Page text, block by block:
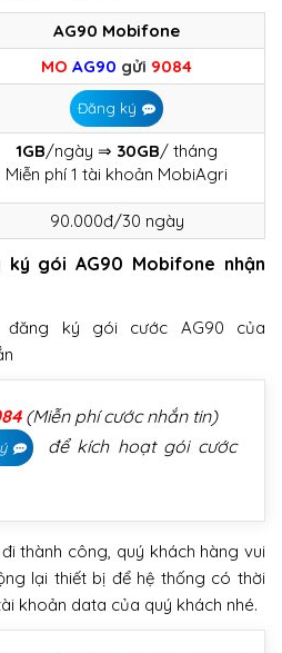
AG90 Mobifone
MO AG90 gửi 9084
Đăng ký
1GB/ngày ⇒ 30GB/ tháng
Miễn phí 1 tài khoản MobiAgri
90.000đ/30 ngày
ký gói AG90 Mobifone nhận
đăng ký gói cước AG90 của
(Miễn phí cước nhắn tin)
để kích hoạt gói cước
thành công, quý khách hàng vui
lại thiết bị để hệ thống có thời
khoản data của quý khách nhé.